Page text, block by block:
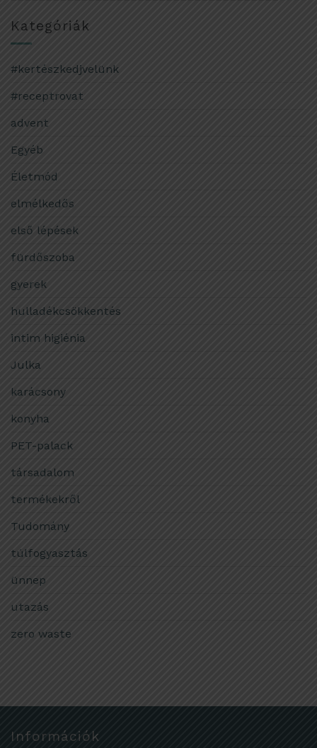
Kategóriák
#kertészkedjvelünk
#receptrovat
advent
Egyéb
Életmód
elmélkedős
első lépések
fürdőszoba
gyerek
hulladékcsökkentés
intim higiénia
Julka
karácsony
konyha
PET-palack
társadalom
termékekről
Tudomány
túlfogyasztás
ünnep
utazás
zero waste
Információk